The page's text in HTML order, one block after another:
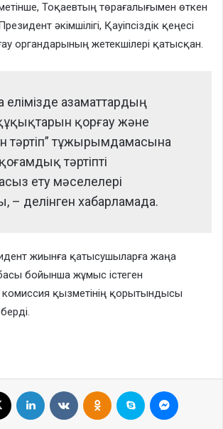
Тоқаевтың төрағалығымен өткен
әкімшілігі, Қауіпсіздік қеңесі
органдарының жетекшілері қатысқан.
азаматтардың
қорғау және
тәртіп” тұжырымдамасына
тәртіпті
ету мәселелері
– делінген хабарламада.
жиынға қатысушыларға жаңа
бойынша жұмыс істеген
комиссия қызметінің қорытындысы
LinkedIn VKontakteOdnoklassniki
Skype